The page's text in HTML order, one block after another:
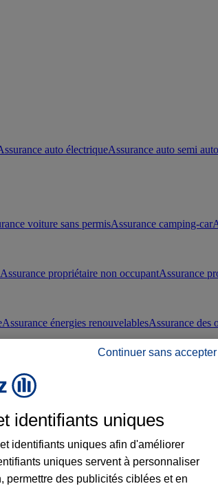
auto électriqueAssurance auto semi
voiture sans permisAssurance camping-car
Assurance propriétaire non occupantAssurance
Assurance énergies renouvelablesAssurance des
Conseils
Continuer sans accepter
identifiants uniques
identifiants uniques afin d'améliorer
uniques servent à personnaliser
permettre des publicités ciblées et en